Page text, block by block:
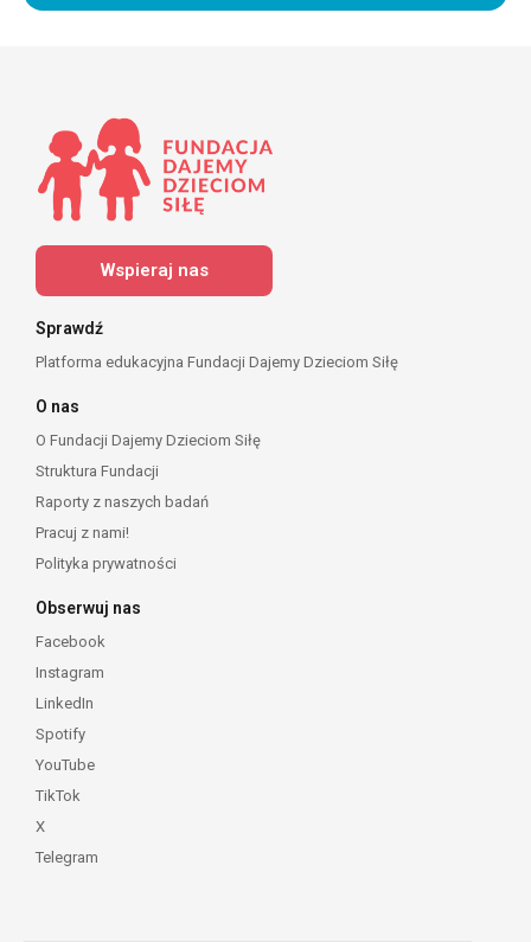
Wspieraj nas
Sprawdź
Platforma edukacyjna Fundacji Dajemy Dzieciom Siłę
O nas
O Fundacji Dajemy Dzieciom Siłę
Struktura Fundacji
Raporty z naszych badań
Pracuj z nami!
Polityka prywatności
Obserwuj nas
Facebook
Instagram
LinkedIn
Spotify
YouTube
TikTok
X
Telegram